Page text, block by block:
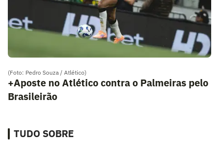
(Foto: Pedro Souza / Atlético)
+Aposte no Atlético contra o Palmeiras pelo
Brasileirão
TUDO SOBRE